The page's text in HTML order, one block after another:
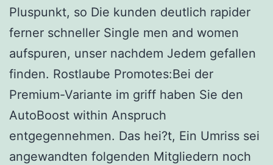
Pluspunkt, so Die kunden deutlich rapider
ferner schneller Single men and women
aufspuren, unser nachdem Jedem gefallen
finden. Rostlaube Promotes:Bei der
Premium-Variante im griff haben Sie den
AutoBoost within Anspruch
entgegennehmen. Das hei?t, Ein Umriss sei
angewandten folgenden Mitgliedern noch